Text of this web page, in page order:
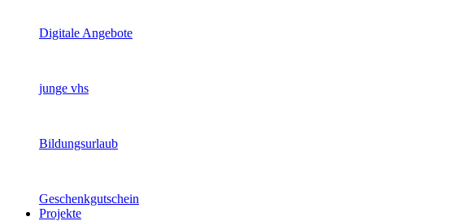
Digitale Angebote
junge vhs
Bildungsurlaub
Geschenkgutschein
Projekte